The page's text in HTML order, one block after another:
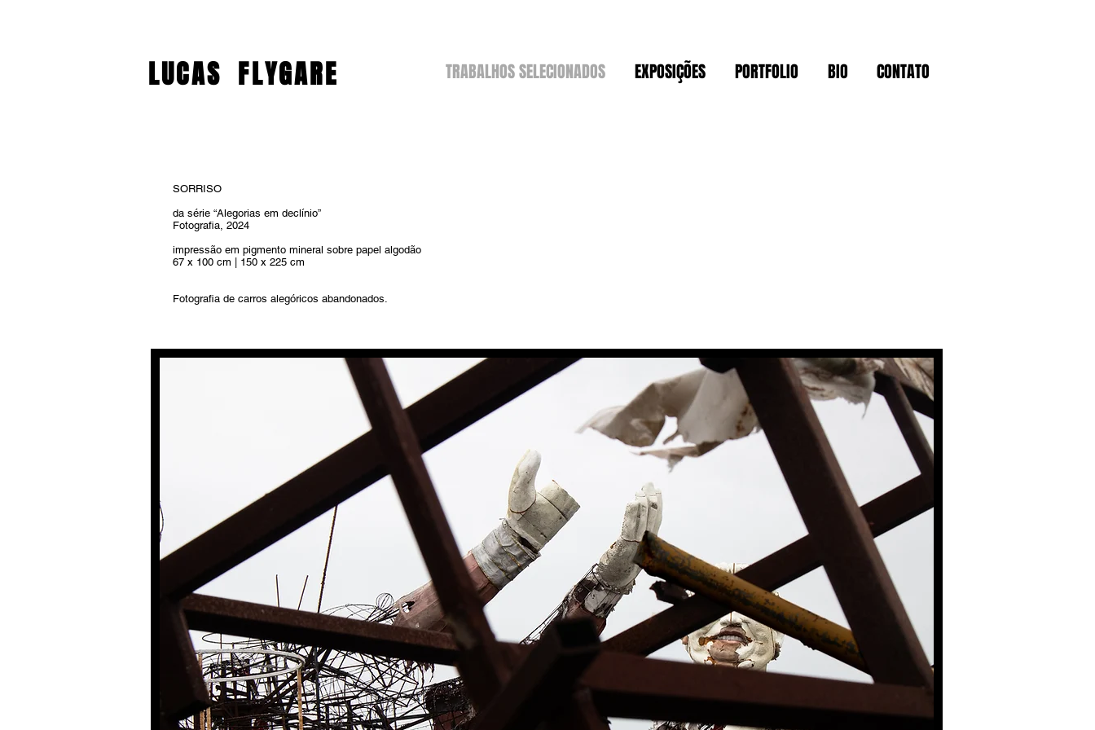
LUCAS FLYGARE TRABALHOS SELECIONADOS EXPOSIÇÕES PORTFOLIO BIO CONTATO
SORRISO
da série “Alegorias em declínio”
Fotografia, 2024
impressão em pigmento mineral sobre papel algodão
67 x 100 cm
| 150 x 225 cm
Fotografia de carros alegóricos abandonados.